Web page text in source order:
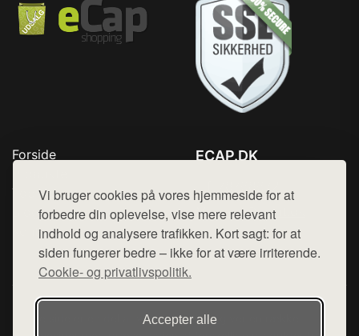
Vi bruger cookies på vores hjemmeside for at
forbedre din oplevelse, vise mere relevant
indhold og analysere trafikken. Kort sagt: for at
siden fungerer bedre – ikke for at være irriterende.
Cookie- og privatlivspolitik.
Accepter alle
Forside
Top Rabatter
Blog
Kontakt
ECAP.DK
Mail: hej@want.dk
Cookie- og privatlivspolitik
Denne side er en del af want.dk, der udgiver en række